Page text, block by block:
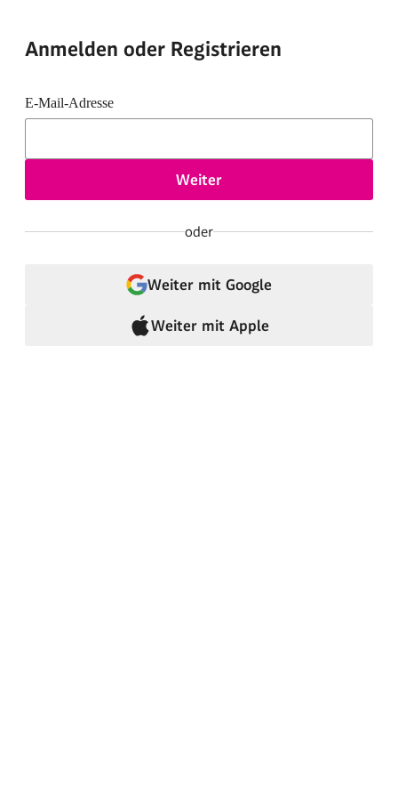
Anmelden oder Registrieren
E-Mail-Adresse
Weiter
oder
Weiter mit Google
Weiter mit Apple